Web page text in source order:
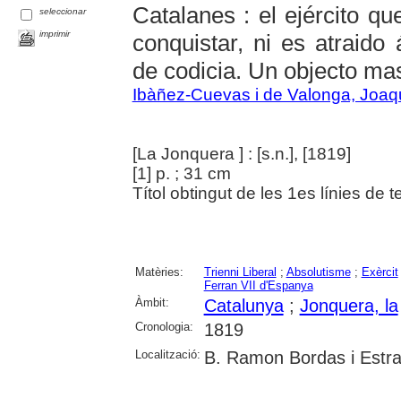
seleccionar
imprimir
Catalanes : el ejército
conquistar, ni es atraido
de codicia. Un objecto
Ibàñez-Cuevas i de Valonga,
[La Jonquera ] : [s.n.], [1819]
[1] p. ; 31 cm
Títol obtingut de les 1es línies de
Matèries: Trienni Liberal ; Absolutisme; Exèrcit
Ferran VII d'Espanya
Àmbit:
Catalunya; Jonquera, la
Cronologia: 1819
Localització: B. Ramon Bordas i